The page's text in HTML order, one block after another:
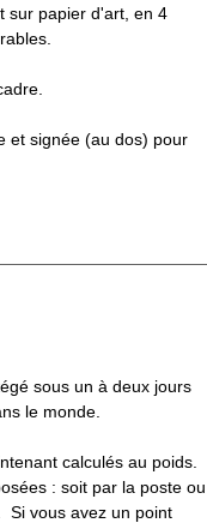
sur papier d'art, en 4
et signée (au dos) pour
sous un à deux jours
le monde.
calculés au poids.
: soit par la poste ou
Si vous avez un point